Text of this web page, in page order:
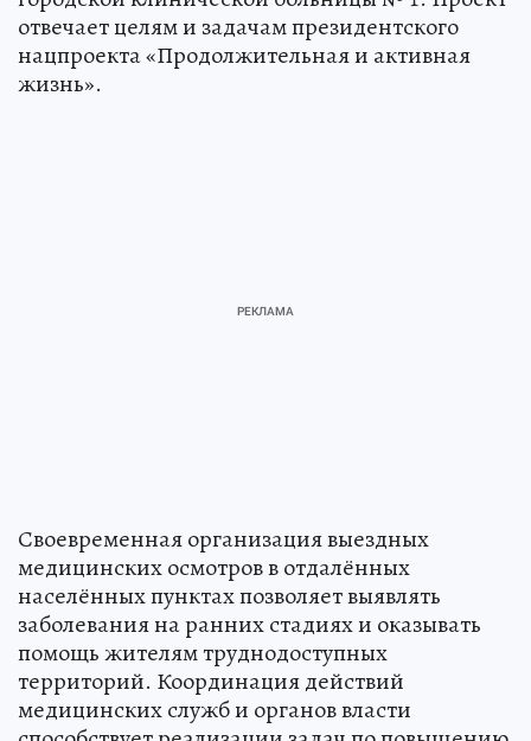
отвечает целям и задачам президентского
нацпроекта «Продолжительная и активная
жизнь».
Своевременная организация выездных
медицинских осмотров в отдалённых
населённых пунктах позволяет выявлять
заболевания на ранних стадиях и оказывать
помощь жителям труднодоступных
территорий. Координация действий
медицинских служб и органов власти